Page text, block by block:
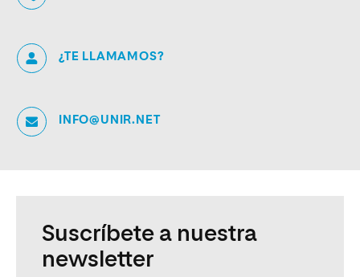
¿TE LLAMAMOS?
INFO@UNIR.NET
Suscríbete a nuestra
newsletter